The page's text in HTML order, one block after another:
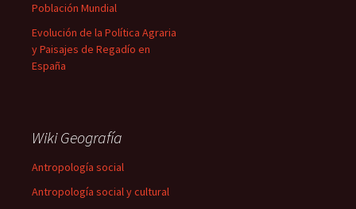
Población Mundial
Evolución de la Política Agraria
y Paisajes de Regadío en
España
Wiki Geografía
Antropología social
Antropología social y cultural